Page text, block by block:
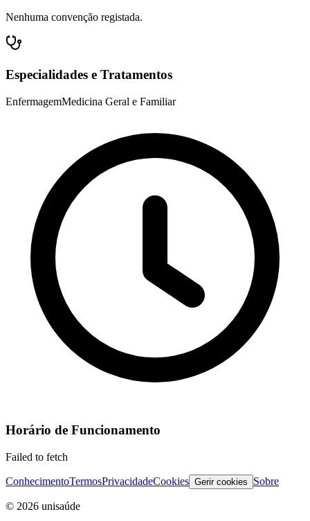
Nenhuma convenção registada.
Especialidades e Tratamentos
EnfermagemMedicina Geral e Familiar
Horário de Funcionamento
Failed to fetch
ConhecimentoTermosPrivacidadeCookies Gerir cookies Sobre
© 2026 unisaúde